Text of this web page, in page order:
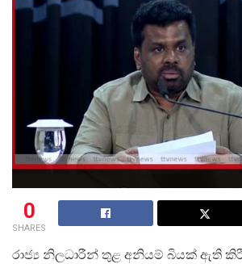
0
SHARES
රාජ් ය නිලධාරීන් තුළ අනියම් බියක් ඇති